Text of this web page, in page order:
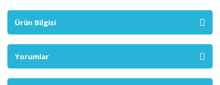
Ürün Bilgisi
Yorumlar